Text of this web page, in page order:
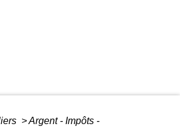
>Argent - Impôts -